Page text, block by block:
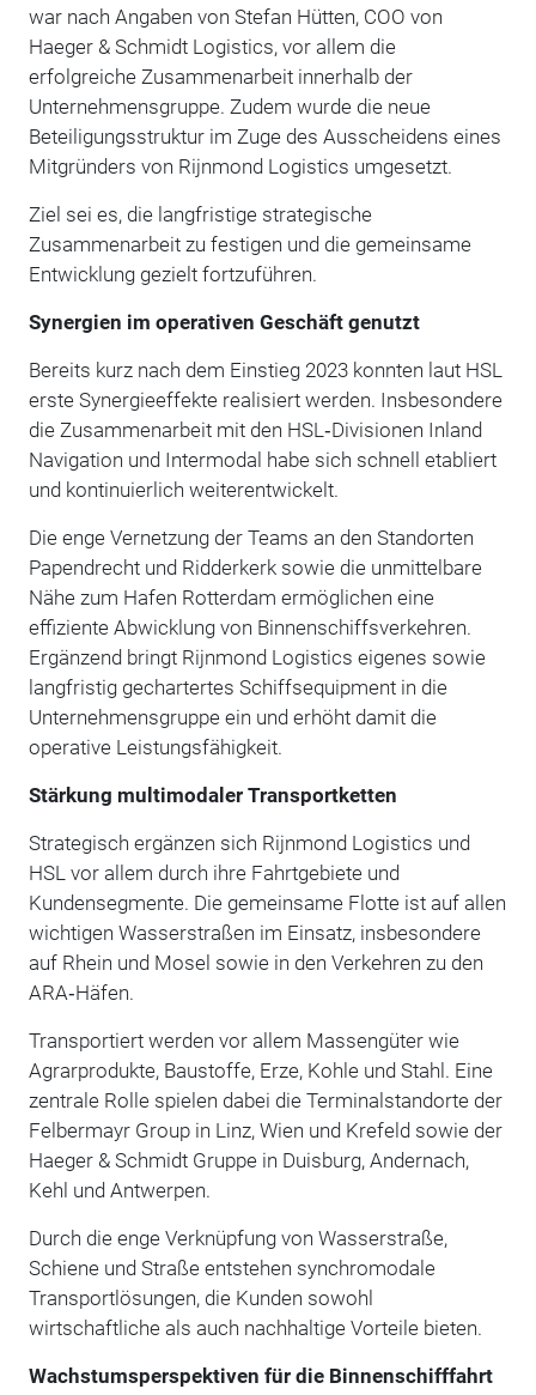
war nach Angaben von Stefan Hütten, COO von
Haeger & Schmidt Logistics, vor allem die
erfolgreiche Zusammenarbeit innerhalb der
Unternehmensgruppe. Zudem wurde die neue
Beteiligungsstruktur im Zuge des Ausscheidens eines
Mitgründers von Rijnmond Logistics umgesetzt.
Ziel sei es, die langfristige strategische
Zusammenarbeit zu festigen und die gemeinsame
Entwicklung gezielt fortzuführen.
Synergien im operativen Geschäft genutzt
Bereits kurz nach dem Einstieg 2023 konnten laut HSL
erste Synergieeffekte realisiert werden. Insbesondere
die Zusammenarbeit mit den HSL‑Divisionen Inland
Navigation und Intermodal habe sich schnell etabliert
und kontinuierlich weiterentwickelt.
Die enge Vernetzung der Teams an den Standorten
Papendrecht und Ridderkerk sowie die unmittelbare
Nähe zum Hafen Rotterdam ermöglichen eine
effiziente Abwicklung von Binnenschiffsverkehren.
Ergänzend bringt Rijnmond Logistics eigenes sowie
langfristig gechartertes Schiffsequipment in die
Unternehmensgruppe ein und erhöht damit die
operative Leistungsfähigkeit.
Stärkung multimodaler Transportketten
Strategisch ergänzen sich Rijnmond Logistics und
HSL vor allem durch ihre Fahrtgebiete und
Kundensegmente. Die gemeinsame Flotte ist auf allen
wichtigen Wasserstraßen im Einsatz, insbesondere
auf Rhein und Mosel sowie in den Verkehren zu den
ARA‑Häfen.
Transportiert werden vor allem Massengüter wie
Agrarprodukte, Baustoffe, Erze, Kohle und Stahl. Eine
zentrale Rolle spielen dabei die Terminalstandorte der
Felbermayr Group in Linz, Wien und Krefeld sowie der
Haeger & Schmidt Gruppe in Duisburg, Andernach,
Kehl und Antwerpen.
Durch die enge Verknüpfung von Wasserstraße,
Schiene und Straße entstehen synchromodale
Transportlösungen, die Kunden sowohl
wirtschaftliche als auch nachhaltige Vorteile bieten.
Wachstumsperspektiven für die Binnenschifffahrt